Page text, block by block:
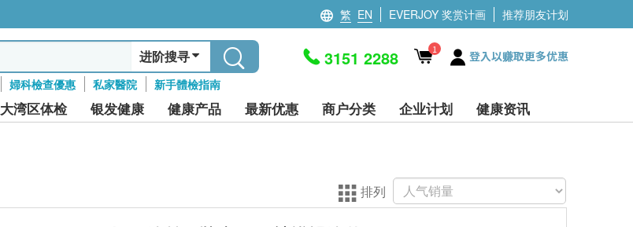
繁 EN EVERJOY 奖赏计画 推荐朋友计划
进阶搜寻
婦科檢查優惠 私家醫院 新手體檢指南
3151 2288 1 登入以赚取更多优惠
大湾区体检 银发健康 健康产品 最新优惠 商户分类 企业计划 健康资讯
排列